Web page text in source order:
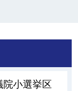
小選挙区